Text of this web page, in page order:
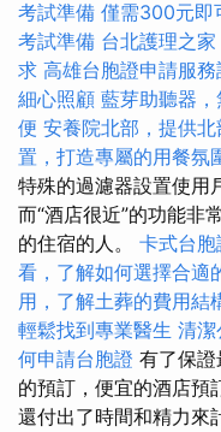
考試準備 僅需300元即
考試準備 台北護理之
求 高雄台胞證申請服務
細心照顧 藍芽助聽器
便 安養院北部，提供
置，打造專屬的用餐氛
特殊的過濾器設置使用
而“酒店很近”的功能非
的住宿的人。 卡式台
看，了解如何選擇合適
用，了解土葬的費用結
輕鬆找到專業醫生 清潔
何申請台胞證 有了保
的預訂，便宜的酒店預
還付出了時間和精力來